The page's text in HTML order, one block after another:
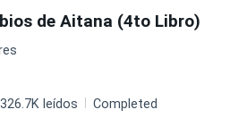
de Aitana (4to Libro)
326.7K leídos Completed